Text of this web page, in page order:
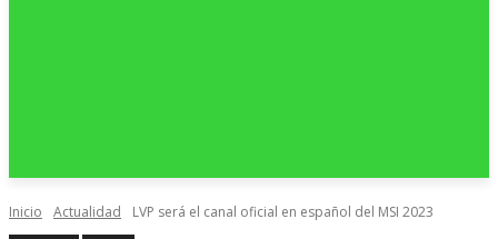
Inicio Actualidad LVP será el canal oficial en español del MSI 2023